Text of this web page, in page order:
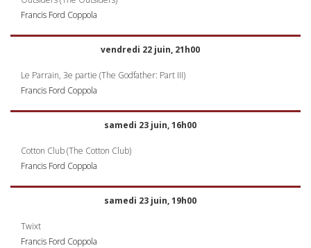
Francis Ford Coppola
vendredi 22 juin, 21h00
Le Parrain, 3e partie (The Godfather: Part III)
Francis Ford Coppola
samedi 23 juin, 16h00
Cotton Club (The Cotton Club)
Francis Ford Coppola
samedi 23 juin, 19h00
Twixt
Francis Ford Coppola